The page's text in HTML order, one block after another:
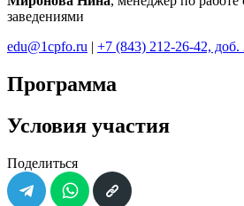
заведениями
edu@1cpfo.ru | +7 (843) 212-26-42, доб.
Программа
Условия участия
Поделиться